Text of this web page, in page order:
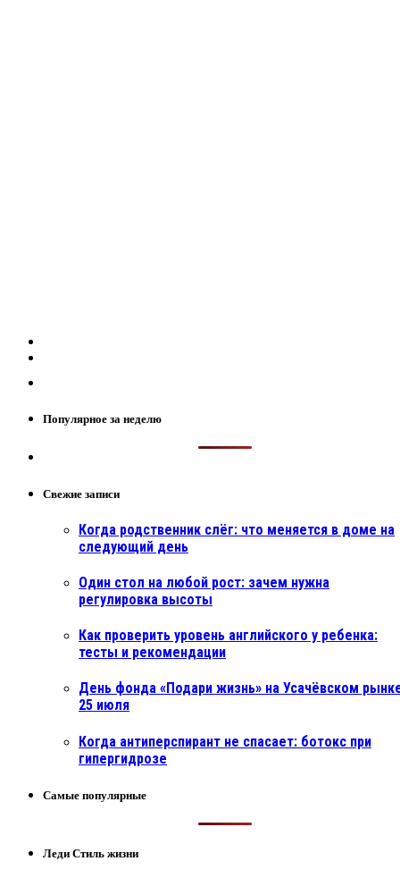
Популярное за неделю
Свежие записи
Когда родственник слёг: что меняется в доме на
следующий день
Один стол на любой рост: зачем нужна
регулировка высоты
Как проверить уровень английского у ребенка:
тесты и рекомендации
День фонда «Подари жизнь» на Усачёвском
25 июля
Когда антиперспирант не спасает: ботокс при
гипергидрозе
Самые популярные
Леди Стиль жизни